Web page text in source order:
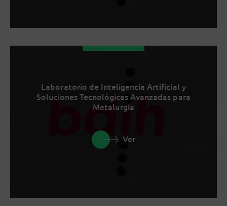
Laboratorio de Inteligencia Artificial y
Soluciones Tecnológicas Avanzadas para
Metalurgia
Ver